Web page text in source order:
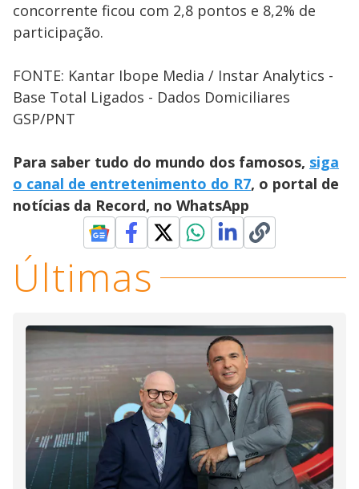
concorrente ficou com 2,8 pontos e 8,2% de
participação.
FONTE: Kantar Ibope Media / Instar Analytics -
Base Total Ligados - Dados Domiciliares
GSP/PNT
Para saber tudo do mundo dos famosos, siga
o canal de entretenimento do R7, o portal de
notícias da Record, no WhatsApp
Últimas